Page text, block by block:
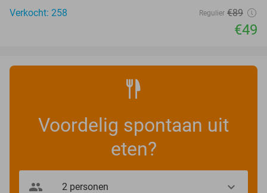
Verkocht: 258
Regulier €89
€49
Voordelig spontaan uit
eten?